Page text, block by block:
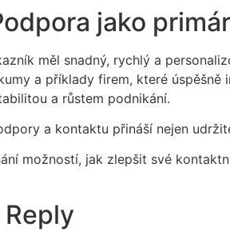
jako
měl snadný, rychlý a
a příklady firem, které
a růstem podnikání.
a kontaktu přináší nejen
možností, jak zlepšit své
Reply